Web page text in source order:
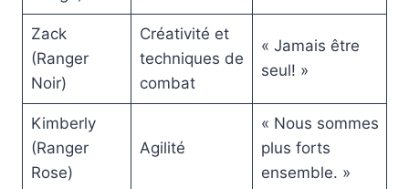
Zack
(Ranger
Noir)
Créativité et
techniques de
combat
« Jamais être
seul! »
Kimberly
(Ranger
Rose)
Agilité
« Nous sommes
plus forts
ensemble. »